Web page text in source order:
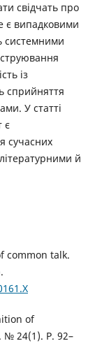
свідчать про
є випадковими
системними
із
сприйняття
У статті
є
сучасних
й
common talk.
of
№ 24(1). P. 92–